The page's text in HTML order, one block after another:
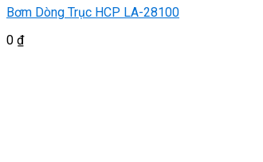
Bơm Dòng Trục HCP LA-28100
0 ₫